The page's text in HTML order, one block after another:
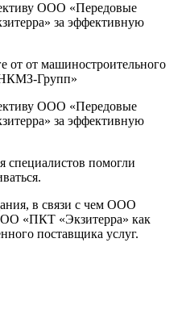
ООО «Передовые
за эффективную
ООО «Передовые
за эффективную
помогли
в связи с чем ООО
«ПКТ «Экзитерра» как
поставщика услуг.